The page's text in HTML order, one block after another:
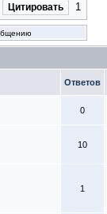
Цитировать 1
Ответов
0
10
1